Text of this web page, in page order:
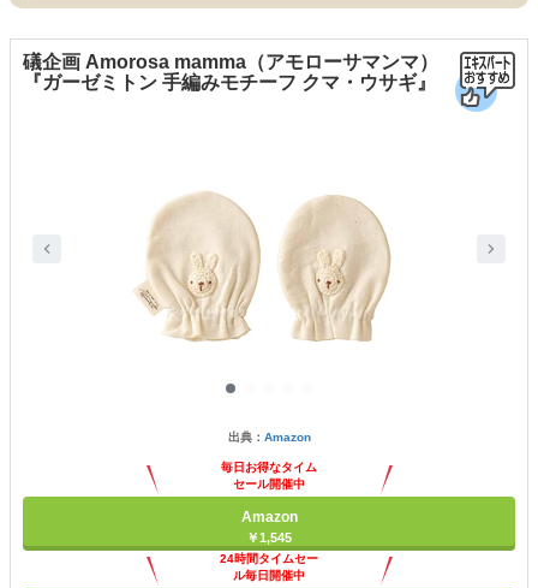
礒企画 Amorosa mamma（アモローサマンマ）
『ガーゼミトン 手編みモチーフ クマ・ウサギ』
出典： Amazon
毎日お得なタイム
セール開催中
Amazon
￥1,545
24時間タイムセー
ル毎日開催中